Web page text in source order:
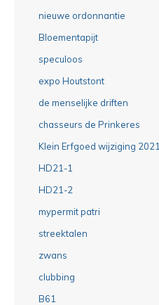
nieuwe ordonnantie
Bloementapijt
speculoos
expo Houtstont
de menselijke driften
chasseurs de Prinkeres
Klein Erfgoed wijziging 2021
HD21-1
HD21-2
mypermit patri
streektalen
zwans
clubbing
B61